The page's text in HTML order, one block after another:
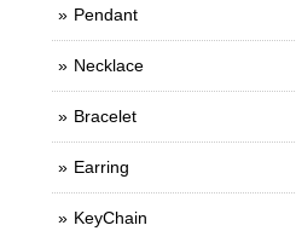
Pendant
Necklace
Bracelet
Earring
KeyChain